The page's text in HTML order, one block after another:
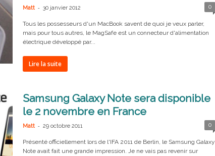
Matt - 30 janvier 2012 0
Tous les possesseurs d'un MacBook savent de quoi je veux parler,
mais pour tous autres, le MagSafe est un connecteur d'alimentation
électrique développé par...
Lire la suite
Samsung Galaxy Note sera disponible
le 2 novembre en France
Matt - 29 octobre 2011 0
Présenté officiellement lors de l'IFA 2011 de Berlin, le Samsung Galaxy
Note avait fait une grande impression. Je ne vais pas revenir sur